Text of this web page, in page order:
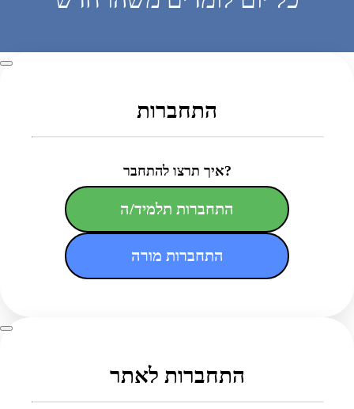
התחברות
איך תרצו להתחבר?
התחברות תלמיד/ה
התחברות מורה
התחברות לאתר